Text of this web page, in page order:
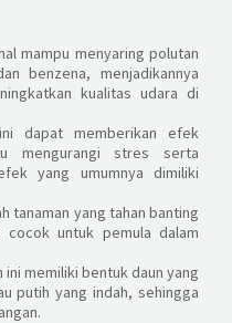
mampu menyaring polutan
benzena, menjadikannya
kualitas udara di
dapat memberikan efek
mengurangi stres serta
yang umumnya dimiliki
tanaman yang tahan banting
untuk pemula dalam
ini memiliki bentuk daun yang
putih yang indah, sehingga